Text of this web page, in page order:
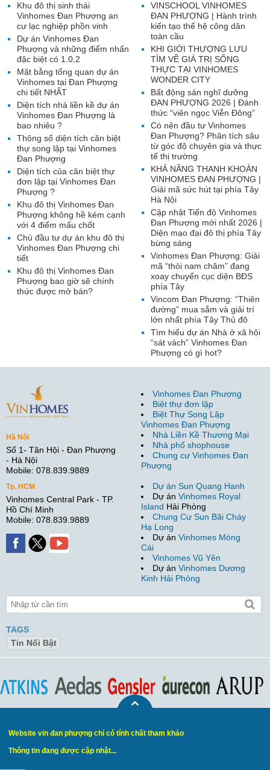
VINSCHOOL VINHOMES
ĐAN PHƯỢNG | Hành trình
kiến tạo thế hệ công dân
toàn cầu
KHI GIỚI THƯỢNG LƯU
TÌM VỀ GIÁ TRỊ SỐNG
THỰC TẠI VINHOMES
WONDER CITY
Bất động sản nghĩ dưỡng
ĐAN PHƯỢNG 2026 | Đánh
thức “viên ngọc Viễn Đông”
Có nên đầu tư Vinhomes
Đan Phượng? Phân tích sâu
từ góc độ chuyên gia và thực
tế thị trường
KHẢ NĂNG THANH KHOẢN
VINHOMES ĐAN PHƯỢNG |
Giải mã sức hút tại phía Tây
Hà Nội
Cập nhật Tiến độ Vinhomes
Đan Phượng mới nhất 2026 |
Diện mạo đại đô thị phía Tây
bừng sáng
Vinhomes Đan Phượng: Giải
mã “thỏi nam châm” đang
xoay chuyển cục diện BĐS
phía Tây
Vincom Đan Phượng: “Thiên
đường” mua sắm và giải trí
lớn nhất phía Tây Thủ đô
Tìm hiểu dự án Nhà ở xã hội
“sát vách” Vinhomes Đan
Phượng có gì hot?
Khu đô thị sinh thái
Vinhomes Đan Phượng an
cư lạc nghiệp phồn vinh
Dự án Vinhomes Đan
Phượng và những điểm nhấn
đặc biệt có 1.0.2
Mặt bằng tổng quan dự án
Vinhomes tại Đan Phượng
chi tiết NHẤT
Diện tích nhà liền kề dự án
Vinhomes Đan Phượng là
bao nhiêu ?
Thông số diện tích căn biệt
thự song lập tại Vinhomes
Đan Phượng
Diện tích của căn biệt thự
đơn lập tại Vinhomes Đan
Phượng ?
Khu đô thị Vinhomes Đan
Phượng không hề kém cạnh
với 4 điểm mấu chốt
Chủ đầu tư dự án khu đô thị
Vinhomes Đan Phượng chi
tiết
Khu đô thị Vinhomes Đan
Phượng bao giờ sẽ chính
thức được mở bán?
Hà Nội
Số 1- Tân Hội - Đan Phượng
- Hà Nội
Mobile: 078.839.9889
Tp. HCM
Vinhomes Central Park - TP.
Hồ Chí Minh
Mobile: 078.839.9889
Vinhomes Đan Phượng
Biệt thự đơn lập
Biệt Thự Song Lập
Vinhomes Đan Phượng
Nhà Liền Kề Thương Mại
Nhà phố shophouse
Chung cư Vinhomes Đan
Phượng
Dự án Sun Quang Hanh
Dự án Vinhomes Royal
Island Hải Phòng
Chung Cư Sun Bãi Cháy
Hạ Long
Dự án Vinhomes Móng
Cái
Vinhomes Vũ Yên
Dự án Vinhomes Dương
Kinh Hải Phòng
TAGS
Tin Nổi Bật
Website vin đan phượng chỉ có tính chất tham khảo
Thông tin đang được cập nhật...